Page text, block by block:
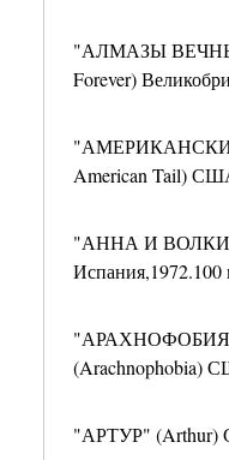
"АЛМАЗЫ
Forever)
American Tail)
"АННА И ВОЛКИ"
Испания,1972.100
(Arachnophobia)
"АРТУР" (Arthur)